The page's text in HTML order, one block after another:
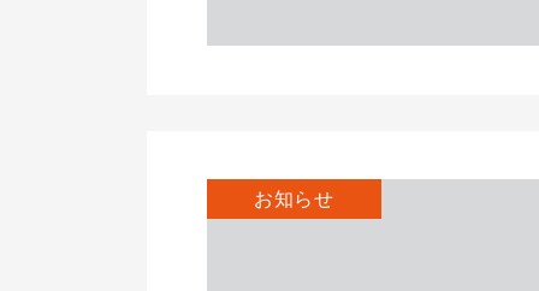
お知らせ